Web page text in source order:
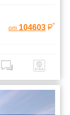
от 104603 *